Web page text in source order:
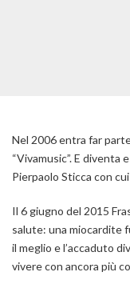
Nel 2006 entra far
“Vivamusic”.E diventa
Pierpaolo Sticca con
Il 6 giugno del 2015
salute: una miocardite
il meglio e l’accaduto
vivere con ancora più